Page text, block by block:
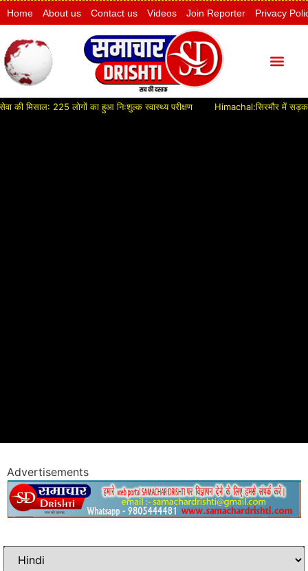
Home About us Contact us Videos Join Reporter Privacy
225 लोगों का हुआ निःशुल्क स्वास्थ्य परीक्षण Himachal:सिरमौर में सड़क विकास
Advertisements